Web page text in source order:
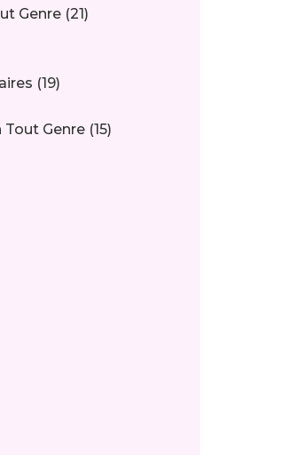
Genre (21)
(19)
Tout Genre (15)